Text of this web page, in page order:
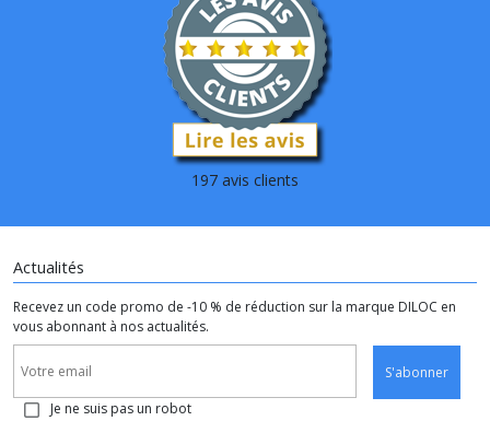
197 avis clients
Actualités
Recevez un code promo de -10 % de réduction sur la marque DILOC en
vous abonnant à nos actualités.
S'abonner
Je ne suis pas un robot